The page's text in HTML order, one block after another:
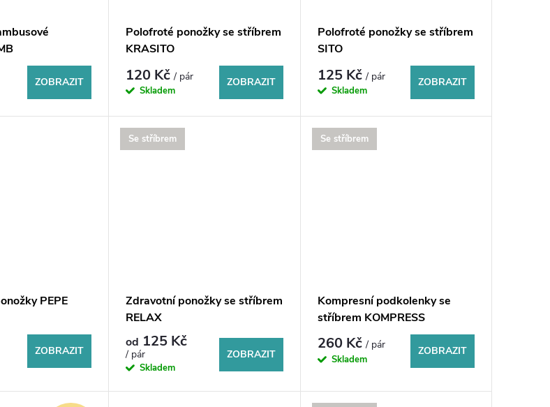
ZOBRAZIT
Polofroté ponožky se stříbrem
KRASITO
120 Kč/ pár
Skladem
ZOBRAZIT
Polofroté ponožky se stříbrem
SITO
125 Kč/ pár
Skladem
ZOBRAZIT
PEPE
ZOBRAZIT
Se stříbrem
Zdravotní ponožky se stříbrem
RELAX
od 125 Kč
/ pár
Skladem
ZOBRAZIT
Se stříbrem
Kompresní podkolenky se
stříbrem KOMPRESS
260 Kč/ pár
Skladem
ZOBRAZIT